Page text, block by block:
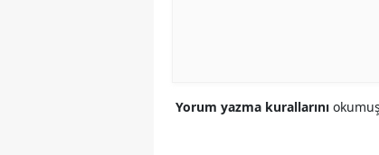
Yorum yazma kurallarını